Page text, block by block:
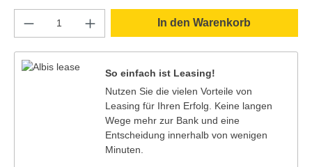
Produkt Anzahl: Gib den gewünschten
In den Warenkorb
So einfach ist Leasing!
Nutzen Sie die vielen Vorteile von
Leasing für Ihren Erfolg. Keine langen
Wege mehr zur Bank und eine
Entscheidung innerhalb von wenigen
Minuten.